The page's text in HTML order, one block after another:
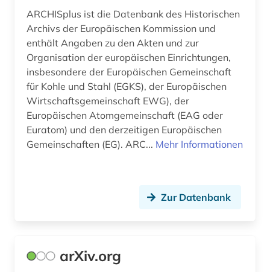
forstwirtschaft (2)
frankreich (2)
frauenforschung (1)
freie plattform (1)
freiheit (1)
förderpreis für deutsche wissenschaftler im g.
ARCHISplus ist die Datenbank des Historischen
Archivs der Europäischen Kommission und
enthält Angaben zu den Akten und zur
Organisation der europäischen Einrichtungen,
insbesondere der Europäischen Gemeinschaft
für Kohle und Stahl (EGKS), der Europäischen
Wirtschaftsgemeinschaft EWG), der
Europäischen Atomgemeinschaft (EAG oder
Euratom) und den derzeitigen Europäischen
Gemeinschaften (EG). ARC... Mehr Informationen
Zur Datenbank
arXiv.org